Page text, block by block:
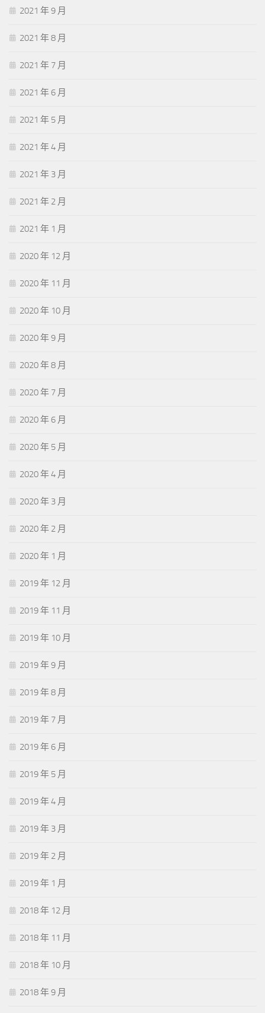
2021 年 9 月
2021 年 8 月
2021 年 7 月
2021 年 6 月
2021 年 5 月
2021 年 4 月
2021 年 3 月
2021 年 2 月
2021 年 1 月
2020 年 12 月
2020 年 11 月
2020 年 10 月
2020 年 9 月
2020 年 8 月
2020 年 7 月
2020 年 6 月
2020 年 5 月
2020 年 4 月
2020 年 3 月
2020 年 2 月
2020 年 1 月
2019 年 12 月
2019 年 11 月
2019 年 10 月
2019 年 9 月
2019 年 8 月
2019 年 7 月
2019 年 6 月
2019 年 5 月
2019 年 4 月
2019 年 3 月
2019 年 2 月
2019 年 1 月
2018 年 12 月
2018 年 11 月
2018 年 10 月
2018 年 9 月